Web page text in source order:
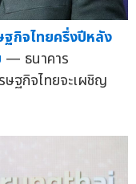
ฐกิจไทยครึ่งปีหลัง
— ธนาคาร
ษฐกิจไทยจะเผชิญ